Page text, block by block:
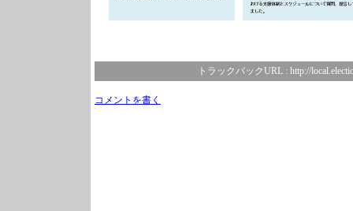
トラックバックURL : http://
コメントを書く